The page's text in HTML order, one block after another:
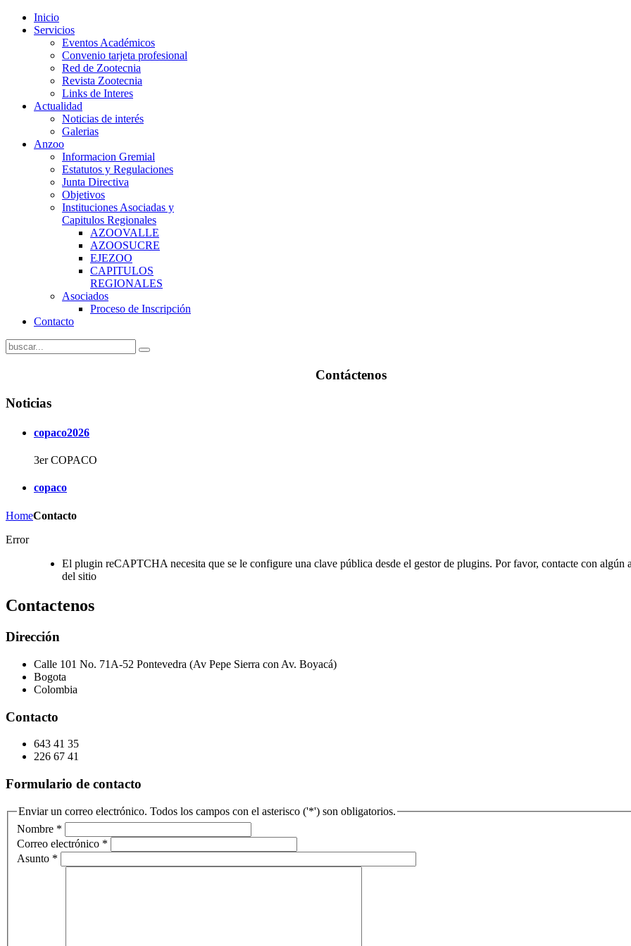
Inicio
Servicios
Eventos Académicos
Convenio tarjeta profesional
Red de Zootecnia
Revista Zootecnia
Links de Interes
Actualidad
Noticias de interés
Galerias
Anzoo
Informacion Gremial
Estatutos y Regulaciones
Junta Directiva
Objetivos
Instituciones Asociadas y
Capitulos Regionales
AZOOVALLE
AZOOSUCRE
EJEZOO
CAPITULOS
REGIONALES
Asociados
Proceso de Inscripción
Contacto
Contáctenos
Noticias
copaco2026
3er COPACO
copaco
HomeContacto
Error
El plugin reCAPTCHA necesita que se le configure una clave pública desde el gestor de plugins. Por favor, contacte con algún
del sitio
Contactenos
Dirección
Calle 101 No. 71A-52 Pontevedra (Av Pepe Sierra con Av. Boyacá)
Bogota
Colombia
Contacto
643 41 35
226 67 41
Formulario de contacto
Enviar un correo electrónico. Todos los campos con el asterisco ('*') son obligatorios.
Nombre *
Correo electrónico *
Asunto *